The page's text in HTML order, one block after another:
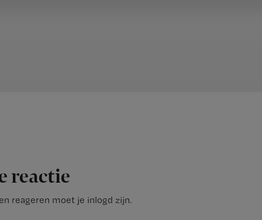
reactie
reageren moet je inlogd zijn.